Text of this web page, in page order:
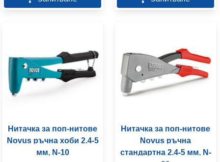
Нитачка за поп-нитове
Novus ръчна хоби 2.4-5
мм, N-10
Нитачка за поп-нитове
Novus ръчна
стандартна 2.4-5 мм, N-